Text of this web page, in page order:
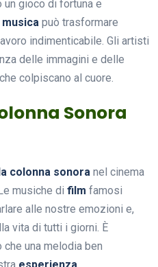
gioco di fortuna e
musica può trasformare
indimenticabile. Gli artisti
delle immagini e delle
colpiscano al cuore.
Sonora
colonna sonora nel cinema
musiche di film famosi
alle nostre emozioni e,
vita di tutti i giorni. È
una melodia ben